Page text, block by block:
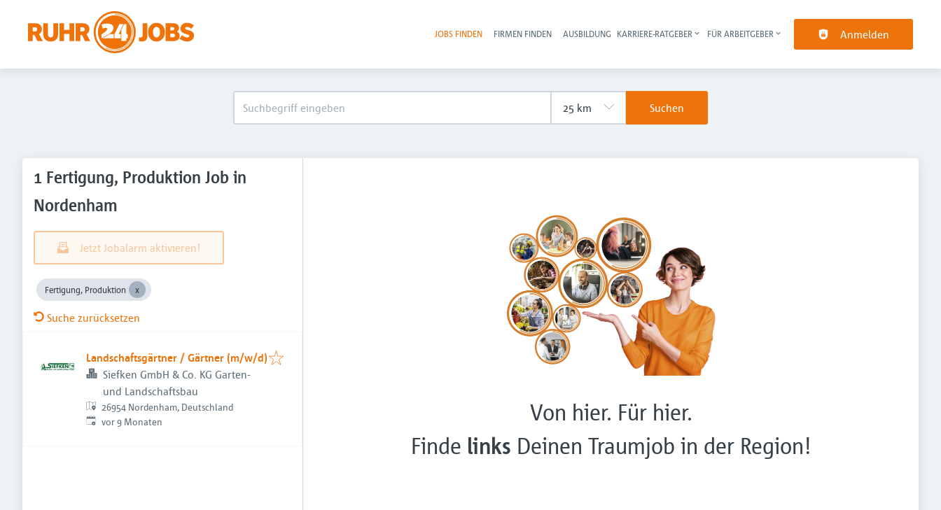
Haupt-Navigation
JOBS FINDEN FIRMEN FINDEN AUSBILDUNG KARRIERE-RATGEBER FÜR ARBEITGEBER Anmelden
Suchen
1 Fertigung, Produktion Job in
Nordenham
Jetzt Jobalarm aktivieren!
Fertigung, Produktion
Suche zurücksetzen
Landschaftsgärtner / Gärtner (m/w/d)
Siefken GmbH & Co. KG Garten-
und Landschaftsbau
26954 Nordenham, Deutschland
Veröffentlicht:
vor 9 Monaten
Von hier. Für hier.
Finde links Deinen Traumjob in der Region!